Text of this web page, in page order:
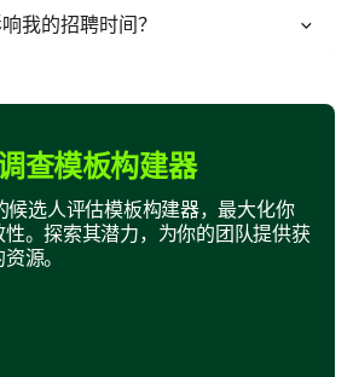
我的招聘时间？
查模板构建器
候选人评估模板构建器，最大化你
。探索其潜力，为你的团队提供获
源。